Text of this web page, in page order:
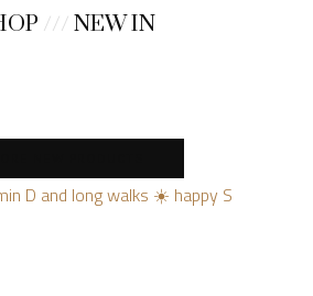
///NEW IN
D and long walks ☀️ happy S